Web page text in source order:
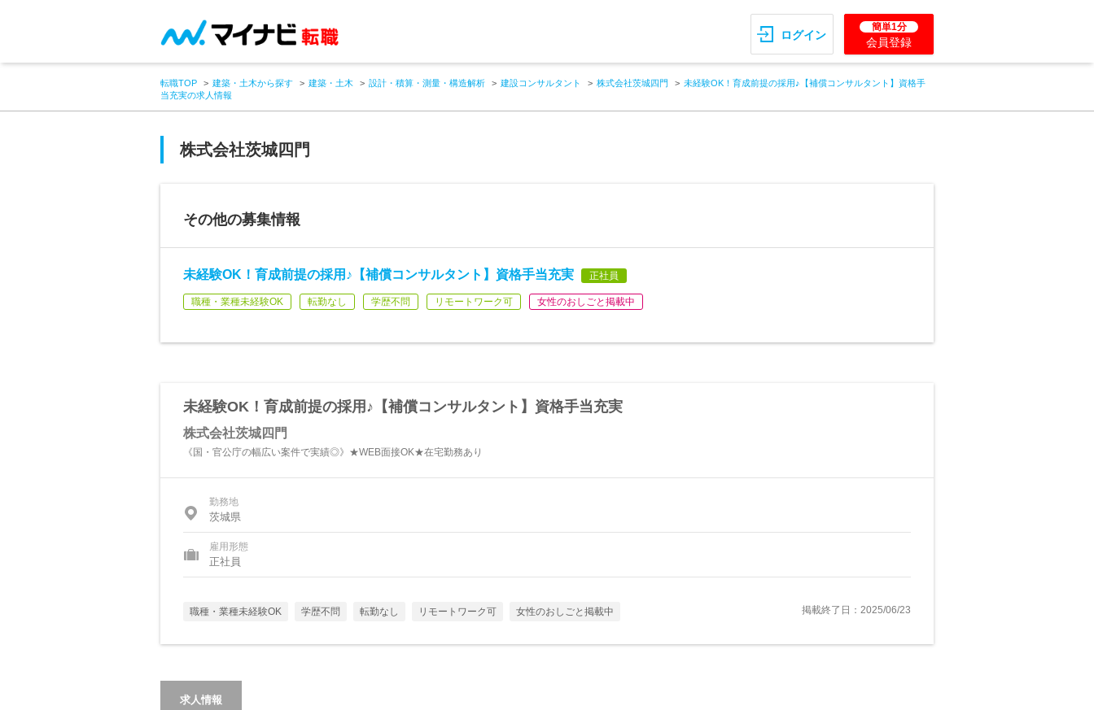
ログイン
簡単1分
会員登録
転職TOP 建築・土木から探す 建築・土木 設計・積算・測量・構造解析 建設コンサルタント 株式会社茨城四門
未経験OK！育成前提の採用♪【補償コンサルタント】資格手
当充実の求人情報
株式会社茨城四門
その他の募集情報
未経験OK！育成前提の採用♪【補償コンサルタント】資格手当充実 正社員
職種・業種未経験OK 転勤なし 学歴不問 リモートワーク可 女性のおしごと掲載中
未経験OK！育成前提の採用♪【補償コンサルタント】資格手当充実
株式会社茨城四門
《国・官公庁の幅広い案件で実績◎》★WEB面接OK★在宅勤務あり
勤務地
茨城県
雇用形態
正社員
職種・業種未経験OK 学歴不問 転勤なし リモートワーク可 女性のおしごと掲載中 掲載終了日：2025/06/23
求人情報